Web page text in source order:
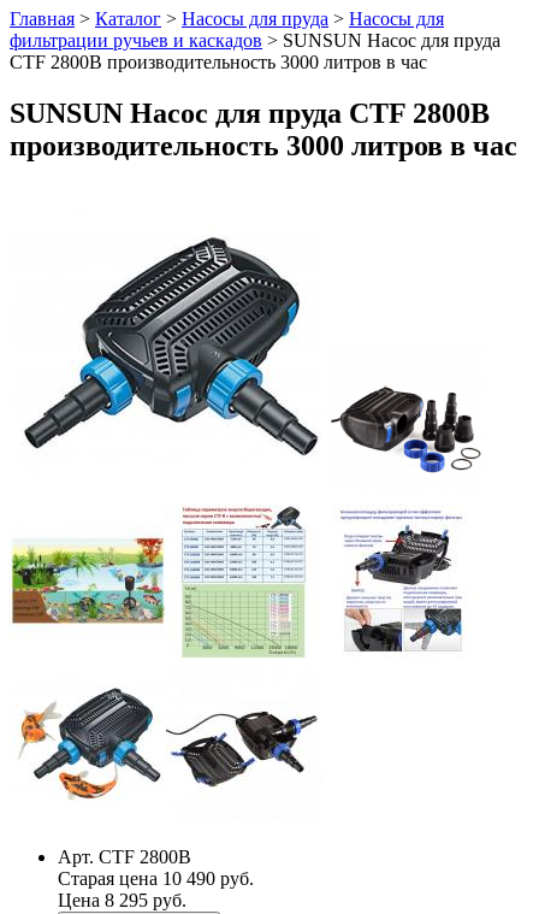
Главная > Каталог > Насосы для пруда > Насосы для
фильтрации ручьев и каскадов > SUNSUN Насос для пруда
CTF 2800B производительность 3000 литров в час
SUNSUN Насос для пруда CTF 2800B
производительность 3000 литров в час
Арт. CTF 2800B
Старая цена 10 490 руб.
Цена 8 295 руб.